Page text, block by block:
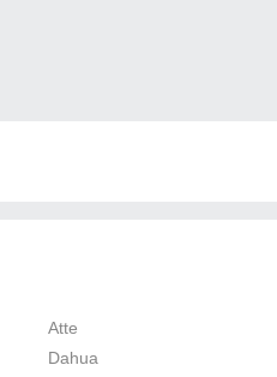
Atte
Dahua